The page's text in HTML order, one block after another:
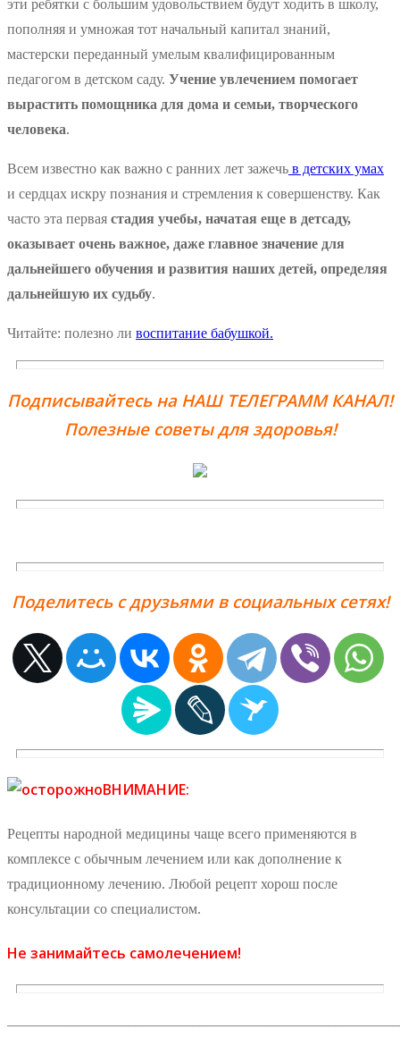
эти ребятки с большим удовольствием будут ходить в школу,
пополняя и умножая тот начальный капитал знаний,
мастерски переданный умелым квалифицированным
педагогом в детском саду. Учение увлечением помогает
вырастить помощника для дома и семьи, творческого
человека.
Всем известно как важно с ранних лет зажечь в детских умах
и сердцах искру познания и стремления к совершенству. Как
часто эта первая стадия учебы, начатая еще в детсаду,
оказывает очень важное, даже главное значение для
дальнейшего обучения и развития наших детей, определяя
дальнейшую их судьбу.
Читайте: полезно ли воспитание бабушкой.
Подписывайтесь на НАШ ТЕЛЕГРАММ КАНАЛ!
Полезные советы для здоровья!
Поделитесь с друзьями в социальных сетях!
ВНИМАНИЕ:
Рецепты народной медицины чаще всего применяются в
комплексе с обычным лечением или как дополнение к
традиционному лечению. Любой рецепт хорош после
консультации со специалистом.
Не занимайтесь самолечением!